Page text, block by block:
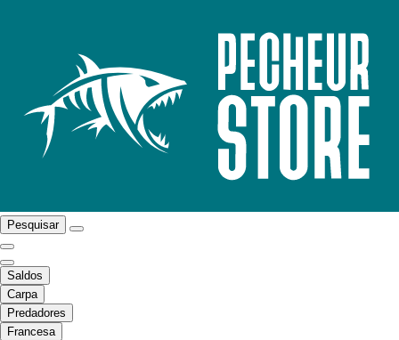
Pesquisar
Saldos
Carpa
Predadores
Francesa